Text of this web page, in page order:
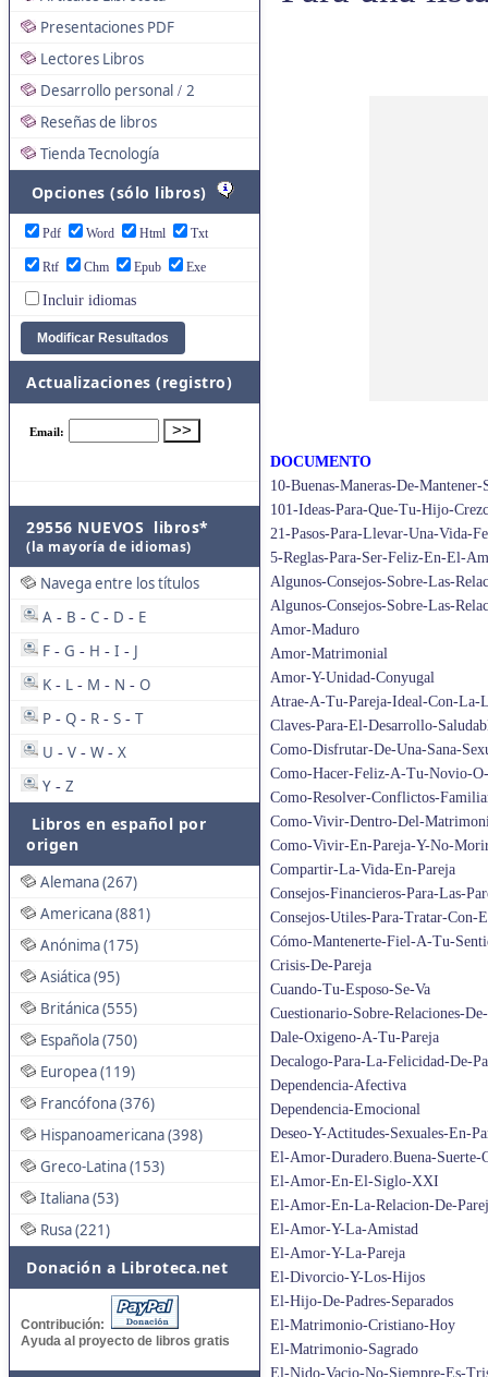
Presentaciones PDF
Lectores Libros
Desarrollo personal / 2
Reseñas de libros
Tienda Tecnología
Opciones (sólo libros)
Pdf Word Html Txt
Rtf Chm Epub Exe
Incluir idiomas
Actualizaciones (registro)
29556 NUEVOS libros*
(la mayoría de idiomas)
Navega entre los títulos
A - B - C - D - E
F - G - H - I - J
K - L - M - N - O
P - Q - R - S - T
U - V - W - X
Y - Z
Libros en español por
origen
Alemana (267)
Americana (881)
Anónima (175)
Asiática (95)
Británica (555)
Española (750)
Europea (119)
Francófona (376)
Hispanoamericana (398)
Greco-Latina (153)
Italiana (53)
Rusa (221)
Donación a Libroteca.net
Contribución:
Ayuda al proyecto de libros gratis
DOCUMENTO
10-Buenas-Maneras-De-
101-Ideas-Para-Que-Tu-Hijo-
21-Pasos-Para-Llevar-Una-Vida-
5-Reglas-Para-Ser-Feliz-En-El-
Algunos-Consejos-Sobre-Las-
Algunos-Consejos-Sobre-Las-
Amor-Maduro
Amor-Matrimonial
Amor-Y-Unidad-Conyugal
Atrae-A-Tu-Pareja-Ideal-Con-La-
Claves-Para-El-Desarrollo-
Como-Disfrutar-De-Una-Sana-
Como-Hacer-Feliz-A-Tu-Novio-
Como-Resolver-Conflictos-
Como-Vivir-Dentro-Del-
Como-Vivir-En-Pareja-Y-No-
Compartir-La-Vida-En-Pareja
Consejos-Financieros-Para-Las-
Consejos-Utiles-Para-Tratar-Con-
Cómo-Mantenerte-Fiel-A-Tu-
Crisis-De-Pareja
Cuando-Tu-Esposo-Se-Va
Cuestionario-Sobre-Relaciones-
Dale-Oxigeno-A-Tu-Pareja
Decalogo-Para-La-Felicidad-De-
Dependencia-Afectiva
Dependencia-Emocional
Deseo-Y-Actitudes-Sexuales-En-
El-Amor-Duradero.Buena-Suerte-
El-Amor-En-El-Siglo-XXI
El-Amor-En-La-Relacion-De-
El-Amor-Y-La-Amistad
El-Amor-Y-La-Pareja
El-Divorcio-Y-Los-Hijos
El-Hijo-De-Padres-Separados
El-Matrimonio-Cristiano-Hoy
El-Matrimonio-Sagrado
El-Nido-Vacio-No-Siempre-Es-